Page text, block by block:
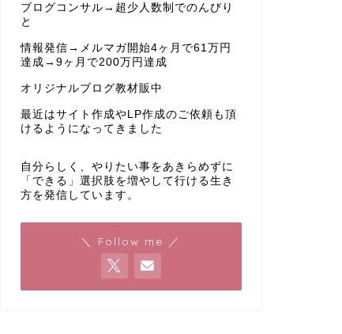
ブログコンサル→超少人数制でのんびり
と
情報発信→メルマガ開始4ヶ月で61万円
達成→9ヶ月で200万円達成
オリジナルブログ教材販中
最近はサイト作成やLP作成のご依頼も頂
けるようになってきました
自分らしく、やりたい事をあきらめずに
「できる」選択肢を増やして行ける生き
方を発信しています。
＼ Follow me ／